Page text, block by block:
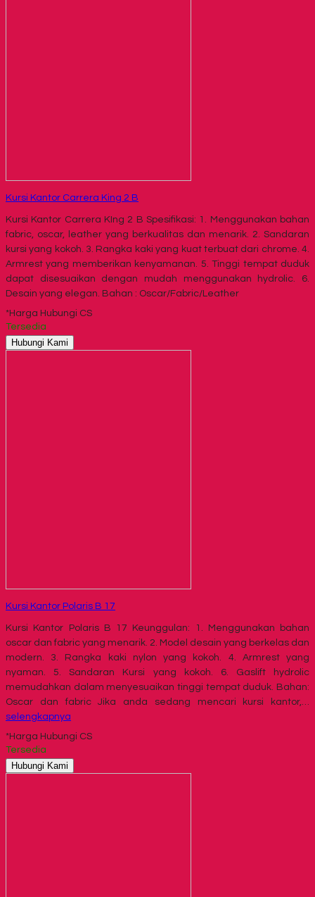
Kursi Kantor Carrera King 2 B
Kursi Kantor Carrera KIng 2 B Spesifikasi: 1. Menggunakan bahan
fabric, oscar, leather yang berkualitas dan menarik. 2. Sandaran
kursi yang kokoh. 3. Rangka kaki yang kuat terbuat dari chrome. 4.
Armrest yang memberikan kenyamanan. 5. Tinggi tempat duduk
dapat disesuaikan dengan mudah menggunakan hydrolic. 6.
Desain yang elegan. Bahan : Oscar/Fabric/Leather
*Harga Hubungi CS
Tersedia
Hubungi Kami
Kursi Kantor Polaris B 17
Kursi Kantor Polaris B 17 Keunggulan: 1. Menggunakan bahan
oscar dan fabric yang menarik. 2. Model desain yang berkelas dan
modern. 3. Rangka kaki nylon yang kokoh. 4. Armrest yang
nyaman. 5. Sandaran Kursi yang kokoh. 6. Gaslift hydrolic
memudahkan dalam menyesuaikan tinggi tempat duduk. Bahan:
Oscar dan fabric Jika anda sedang mencari kursi kantor,…
selengkapnya
*Harga Hubungi CS
Tersedia
Hubungi Kami